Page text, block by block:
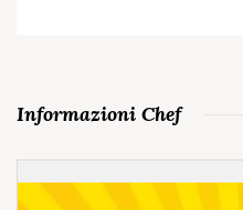
Informazioni Chef